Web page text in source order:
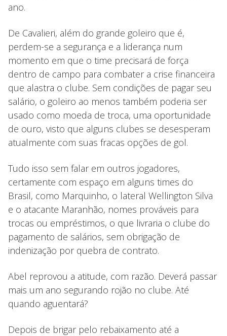
ano.
De Cavalieri, além do grande goleiro que é,
perdem-se a segurança e a liderança num
momento em que o time precisará de força
dentro de campo para combater a crise financeira
que alastra o clube. Sem condições de pagar seu
salário, o goleiro ao menos também poderia ser
usado como moeda de troca, uma oportunidade
de ouro, visto que alguns clubes se desesperam
atualmente com suas fracas opções de gol.
Tudo isso sem falar em outros jogadores,
certamente com espaço em alguns times do
Brasil, como Marquinho, o lateral Wellington Silva
e o atacante Maranhão, nomes prováveis para
trocas ou empréstimos, o que livraria o clube do
pagamento de salários, sem obrigação de
indenização por quebra de contrato.
Abel reprovou a atitude, com razão. Deverá passar
mais um ano segurando rojão no clube. Até
quando aguentará?
Depois de brigar pelo rebaixamento até a